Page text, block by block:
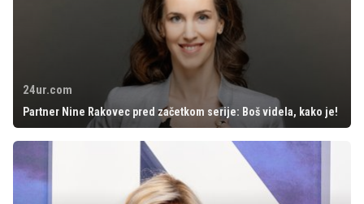
24ur.com
Partner Nine Rakovec pred začetkom serije: Boš videla, kako je!